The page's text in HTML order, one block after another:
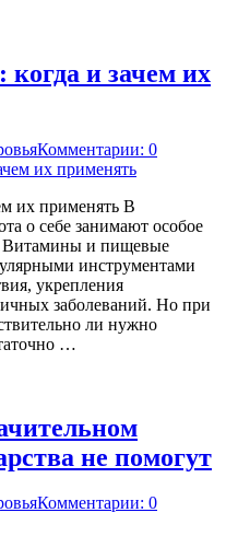
и зачем их
Комментарии: 0
их применять В
о себе занимают особое
Витамины и пищевые
инструментами
укрепления
заболеваний. Но при
ли нужно
…
не помогут
Комментарии: 0